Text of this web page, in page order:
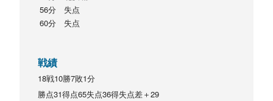
56分 失点
60分 失点
戦績
18戦10勝7敗1分
勝点31得点65失点36得失点差＋29